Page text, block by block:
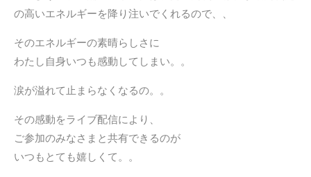
の高いエネルギーを降り注いでくれるので、、
そのエネルギーの素晴らしさに
わたし自身いつも感動してしまい。。
涙が溢れて止まらなくなるの。。
その感動をライブ配信により、
ご参加のみなさまと共有できるのが
いつもとても嬉しくて。。